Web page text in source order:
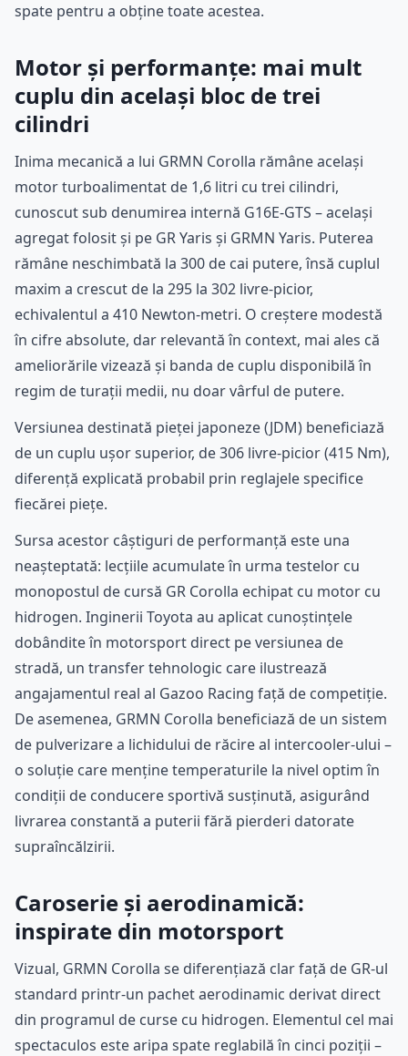
spate pentru a obține toate acestea.
Motor și performanțe: mai mult
cuplu din același bloc de trei
cilindri
Inima mecanică a lui GRMN Corolla rămâne același
motor turboalimentat de 1,6 litri cu trei cilindri,
cunoscut sub denumirea internă G16E-GTS – același
agregat folosit și pe GR Yaris și GRMN Yaris. Puterea
rămâne neschimbată la 300 de cai putere, însă cuplul
maxim a crescut de la 295 la 302 livre-picior,
echivalentul a 410 Newton-metri. O creștere modestă
în cifre absolute, dar relevantă în context, mai ales că
ameliorările vizează și banda de cuplu disponibilă în
regim de turaţii medii, nu doar vârful de putere.
Versiunea destinată pieței japoneze (JDM) beneficiază
de un cuplu ușor superior, de 306 livre-picior (415 Nm),
diferență explicată probabil prin reglajele specifice
fiecărei piețe.
Sursa acestor câștiguri de performanță este una
neașteptată: lecțiile acumulate în urma testelor cu
monopostul de cursă GR Corolla echipat cu motor cu
hidrogen. Inginerii Toyota au aplicat cunoștințele
dobândite în motorsport direct pe versiunea de
stradă, un transfer tehnologic care ilustrează
angajamentul real al Gazoo Racing față de competiție.
De asemenea, GRMN Corolla beneficiază de un sistem
de pulverizare a lichidului de răcire al intercooler-ului –
o soluție care menține temperaturile la nivel optim în
condiții de conducere sportivă susținută, asigurând
livrarea constantă a puterii fără pierderi datorate
supraîncălzirii.
Caroserie și aerodinamică:
inspirate din motorsport
Vizual, GRMN Corolla se diferențiază clar față de GR-ul
standard printr-un pachet aerodinamic derivat direct
din programul de curse cu hidrogen. Elementul cel mai
spectaculos este aripa spate reglabilă în cinci poziții –